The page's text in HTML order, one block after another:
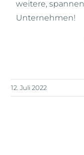
weitere,
Unternehmen!
12. Juli 2022